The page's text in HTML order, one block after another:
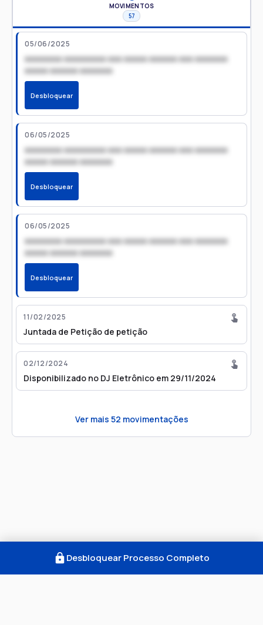
MOVIMENTOS
57
05/06/2025
xxxxxxxx xxxxxxxxx xxx xxxxx xxxxxx xxx xxxxxxx
xxxxx xxxxxx xxxxxxx
Desbloquear
06/05/2025
xxxxxxxx xxxxxxxxx xxx xxxxx xxxxxx xxx xxxxxxx
xxxxx xxxxxx xxxxxxx
Desbloquear
06/05/2025
xxxxxxxx xxxxxxxxx xxx xxxxx xxxxxx xxx xxxxxxx
xxxxx xxxxxx xxxxxxx
Desbloquear
11/02/2025
Juntada de Petição de petição
02/12/2024
Disponibilizado no DJ Eletrônico em 29/11/2024
Ver mais 52 movimentações
Desbloquear Processo Completo